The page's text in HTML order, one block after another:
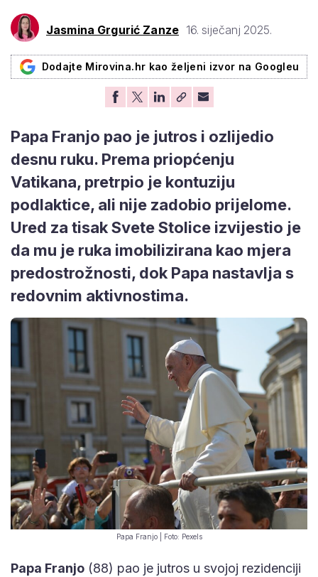
Jasmina Grgurić Zanze 16. siječanj 2025.
Dodajte Mirovina.hr kao željeni izvor na Googleu
Papa Franjo pao je jutros i ozlijedio
desnu ruku. Prema priopćenju
Vatikana, pretrpio je kontuziju
podlaktice, ali nije zadobio prijelome.
Ured za tisak Svete Stolice izvijestio je
da mu je ruka imobilizirana kao mjera
predostrožnosti, dok Papa nastavlja s
redovnim aktivnostima.
Papa Franjo | Foto: Pexels
Papa Franjo (88) pao je jutros u svojoj rezidenciji